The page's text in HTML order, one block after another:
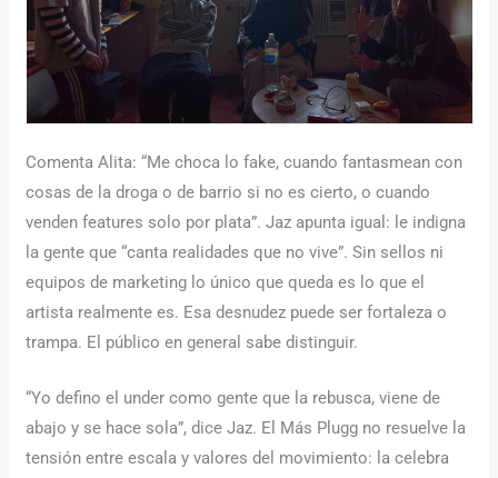
Comenta Alita: “Me choca lo fake, cuando fantasmean con
cosas de la droga o de barrio si no es cierto, o cuando
venden features solo por plata”. Jaz apunta igual: le indigna
la gente que “canta realidades que no vive”. Sin sellos ni
equipos de marketing lo único que queda es lo que el
artista realmente es. Esa desnudez puede ser fortaleza o
trampa. El público en general sabe distinguir.
“Yo defino el under como gente que la rebusca, viene de
abajo y se hace sola”, dice Jaz. El Más Plugg no resuelve la
tensión entre escala y valores del movimiento: la celebra